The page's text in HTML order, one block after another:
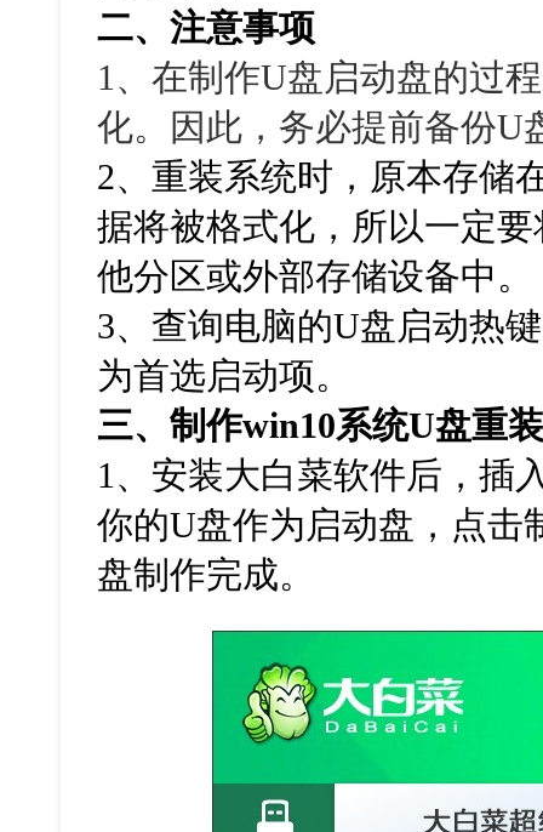
二、注意事项
1、在制作U盘启动盘的过
化。因此，务必提前备份U
2、重装系统时，原本存储
据将被格式化，所以一定
他分区或外部存储设备中。
3、查询电脑的U盘启动热
为首选启动项。
三、制作win10系统U盘重
1 、安装大白菜软件后，插
你的U盘作为启动盘，点击
盘制作完成。